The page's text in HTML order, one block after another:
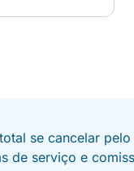
se cancelar
de serviço e